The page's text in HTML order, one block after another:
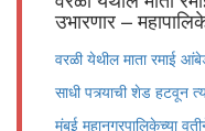
उभारणार –
वरळी येथील माता रमाई
साधी पत्र्याची शेड हटवून
मुंबई महानगरपालिकेच्या